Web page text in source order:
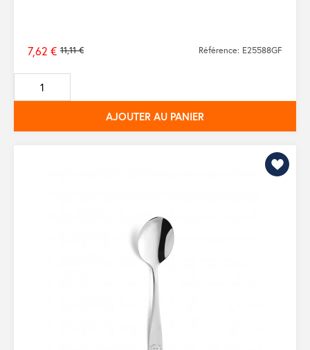
Prix
de
base
11,11 €
7,62 € Référence: E25588GF
AJOUTER AU PANIER